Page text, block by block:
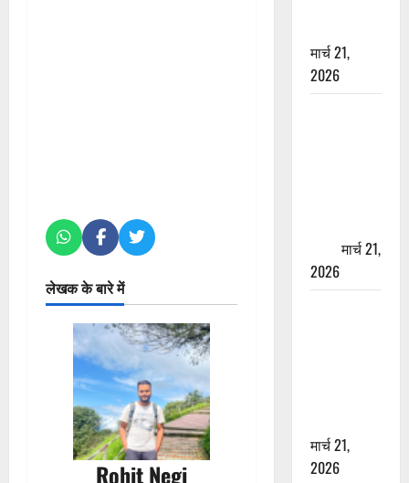
लेखक के बारे में
Rohit Negi
मार्च 21,
2026
मार्च 21,
2026
मार्च 21,
2026